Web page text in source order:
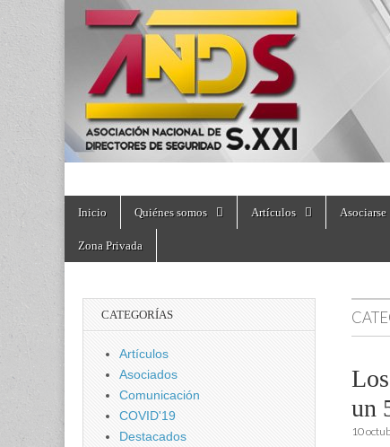
Main
Skip
content
Inicio Quiénes somos Artículos Asociarse
Zona Privada
un
10
CATEGORÍAS
Artículos
Asociados
Comunicación
COVID'19
Destacados